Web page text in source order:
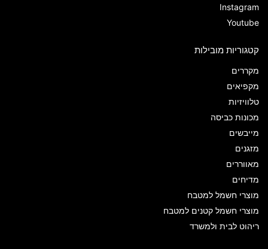
Instagram
Youtube
קטגוריות מובילות
מקררים
מקפיאים
טלוויזיות
מכונות כביסה
מייבשים
מזגנים
מאווררים
מדיחים
מוצרי חשמל למטבח
מוצרי חשמל קטנים למטבח
ריהוט לבית ולמשרד